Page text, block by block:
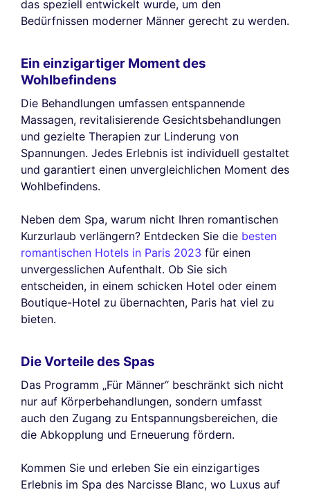
das speziell entwickelt wurde, um den
Bedürfnissen moderner Männer gerecht zu werden.
Ein einzigartiger Moment des
Wohlbefindens
Die Behandlungen umfassen entspannende
Massagen, revitalisierende Gesichtsbehandlungen
und gezielte Therapien zur Linderung von
Spannungen. Jedes Erlebnis ist individuell gestaltet
und garantiert einen unvergleichlichen Moment des
Wohlbefindens.
Neben dem Spa, warum nicht Ihren romantischen
Kurzurlaub verlängern? Entdecken Sie die besten
romantischen Hotels in Paris 2023 für einen
unvergesslichen Aufenthalt. Ob Sie sich
entscheiden, in einem schicken Hotel oder einem
Boutique-Hotel zu übernachten, Paris hat viel zu
bieten.
Die Vorteile des Spas
Das Programm „Für Männer“ beschränkt sich nicht
nur auf Körperbehandlungen, sondern umfasst
auch den Zugang zu Entspannungsbereichen, die
die Abkopplung und Erneuerung fördern.
Kommen Sie und erleben Sie ein einzigartiges
Erlebnis im Spa des Narcisse Blanc, wo Luxus auf